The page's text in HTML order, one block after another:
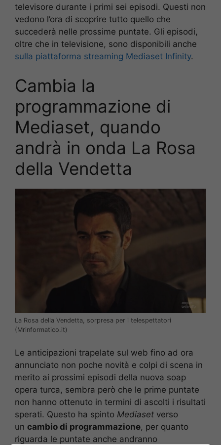
televisore durante i primi sei episodi. Questi non
vedono l’ora di scoprire tutto quello che
succederà nelle prossime puntate. Gli episodi,
oltre che in televisione, sono disponibili anche
sulla piattaforma streaming Mediaset Infinity.
Cambia la
programmazione di
Mediaset, quando
andrà in onda La Rosa
della Vendetta
La Rosa della Vendetta, sorpresa per i telespettatori
(Mrinformatico.it)
Le anticipazioni trapelate sul web fino ad ora
annunciato non poche novità e colpi di scena in
merito ai prossimi episodi della nuova soap
opera turca, sembra però che le prime puntate
non hanno ottenuto in termini di ascolti i risultati
sperati. Questo ha spinto Mediaset verso
un cambio di programmazione, per quanto
riguarda le puntate anche andranno